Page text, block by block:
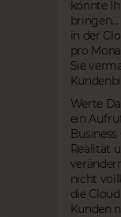
könnte
bringen…
in der
pro
Sie
Werte
ein
Realität
nicht
die
Kunden